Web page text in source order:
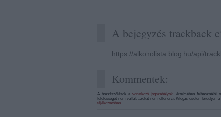
A bejegyzés trackback
https://alkoholista.blog.hu/api/
Kommentek:
A hozzászólások a vonatkozó jogszabályokértelmében felhasználói
felelősséget nem vállal, azokat nem ellenőrzi. Kifogás esetén forduljon
tájékoztatóban